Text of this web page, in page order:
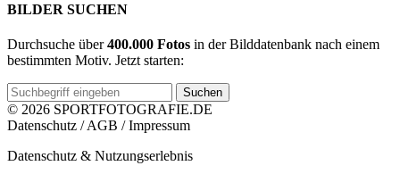
BILDER SUCHEN
Durchsuche über400.000 Fotos in der Bilddatenbank nach einem
bestimmten Motiv. Jetzt starten:
Suchen
© 2026 SPORTFOTOGRAFIE.DE
Datenschutz /AGB /Impressum
Datenschutz & Nutzungserlebnis